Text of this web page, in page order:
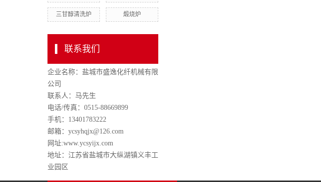
三甘醇清洗炉 煅烧炉
联系我们
企业名称：盐城市盛逸化纤机械有限
公司
联系人：马先生
电话/传真：0515-88669899
手机：13401783222
邮箱：ycsyhqjx@126.com
网址:www.ycsyijx.com
地址：江苏省盐城市大纵湖镇义丰工
业园区